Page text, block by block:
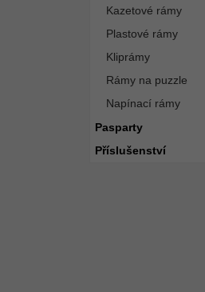
Kazetové rámy
Plastové rámy
Kliprámy
Rámy na puzzle
Napínací rámy
Pasparty
Příslušenství